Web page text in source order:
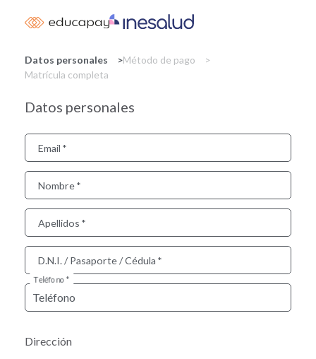
to
content
Datos personales
Método de pago
Matrícula completa
Datos personales
Email
Nombre
Apellidos
D.N.I. / Pasaporte / Cédula
Teléfono
Dirección